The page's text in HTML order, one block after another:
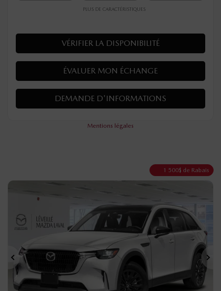
PLUS DE CARACTÉRISTIQUES
VÉRIFIER LA DISPONIBILITÉ
ÉVALUER MON ÉCHANGE
DEMANDE D'INFORMATIONS
Mentions légales
1 500$ de Rabais
Précédent